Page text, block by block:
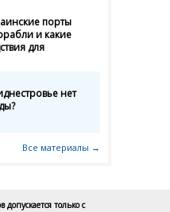
порты
и какие
для
нет
Все материалы →
только с